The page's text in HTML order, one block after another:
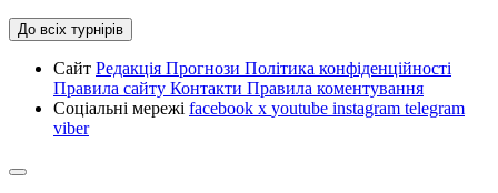
До всіх турнірів
Сайт Редакція Прогнози Політика конфіденційності
Правила сайту Контакти Правила коментування
Соціальні мережі facebook x youtube instagram telegram
viber